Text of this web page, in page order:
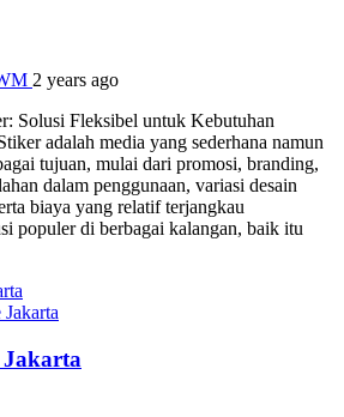
2 years ago
Solusi Fleksibel untuk Kebutuhan
adalah media yang sederhana namun
tujuan, mulai dari promosi, branding,
dalam penggunaan, variasi desain
biaya yang relatif terjangkau
populer di berbagai kalangan, baik itu
Jakarta